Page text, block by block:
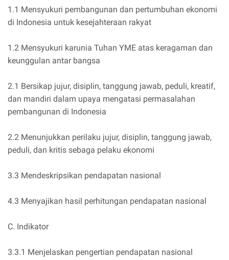
1.1 Mensyukuri pembangunan dan pertumbuhan ekonomi
di Indonesia untuk kesejahteraan rakyat
1.2 Mensyukuri karunia Tuhan YME atas keragaman dan
keunggulan antar bangsa
2.1 Bersikap jujur, disiplin, tanggung jawab, peduli, kreatif,
dan mandiri dalam upaya mengatasi permasalahan
pembangunan di Indonesia
2.2 Menunjukkan perilaku jujur, disiplin, tanggung jawab,
peduli, dan kritis sebaga pelaku ekonomi
3.3 Mendeskripsikan pendapatan nasional
4.3 Menyajikan hasil perhitungan pendapatan nasional
C. Indikator
3.3.1 Menjelaskan pengertian pendapatan nasional